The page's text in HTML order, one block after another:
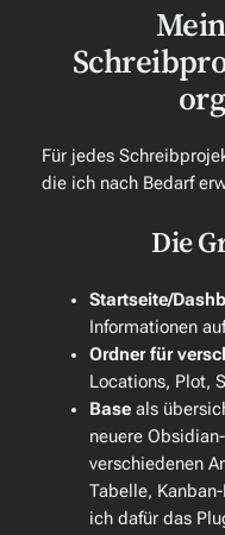
Für jedes
die ich nach Bedarf
Die
Startseite/
Informationen
Ordner für
Locations, Plot,
Baseals
neuere
verschiedenen
Tabelle,
ich dafür das